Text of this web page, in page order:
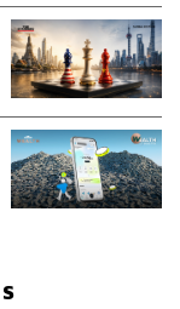
112
PODCAST